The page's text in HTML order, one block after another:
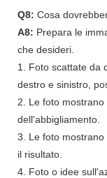
Q8: Cosa
A8: Prepara le
che desideri.
1. Foto scattate da
destro e sinistro,
2. Le foto
dell'abbigliamento.
3. Le foto
il risultato.
4. Foto o idee